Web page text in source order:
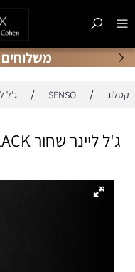
קטלוג /
SENSO
/ ג'ל
ג'ל ליינר שחור LINER GEL BLACK